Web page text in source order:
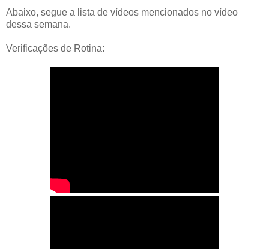
Abaixo, segue a lista de vídeos mencionados no vídeo
dessa semana.
Verificações de Rotina: